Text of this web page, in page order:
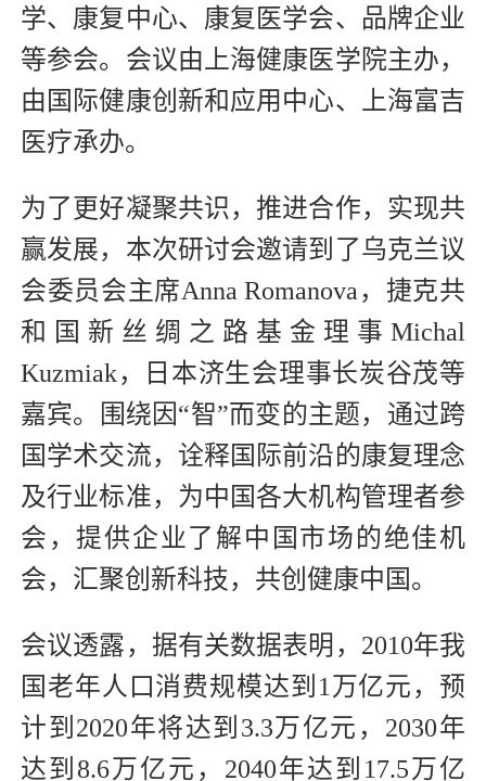
学、康复中心、康复医学会、品牌企业
等参会。会议由上海健康医学院主办，
由国际健康创新和应用中心、上海富吉
医疗承办。
为了更好凝聚共识，推进合作，实现共
赢发展，本次研讨会邀请到了乌克兰议
会委员会主席Anna Romanova，捷克共
和国新丝绸之路基金理事Michal
Kuzmiak，日本济生会理事长炭谷茂等
嘉宾。围绕因“智”而变的主题，通过跨
国学术交流，诠释国际前沿的康复理念
及行业标准，为中国各大机构管理者参
会，提供企业了解中国市场的绝佳机
会，汇聚创新科技，共创健康中国。
会议透露，据有关数据表明，2010年我
国老年人口消费规模达到1万亿元，预
计到2020年将达到3.3万亿元，2030年
达到8.6万亿元，2040年达到17.5万亿